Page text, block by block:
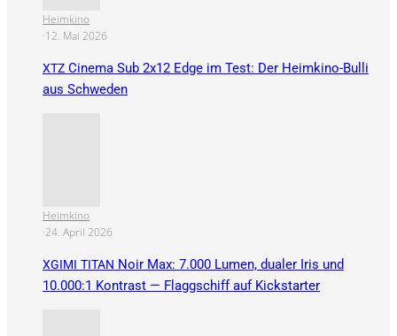
Heimkino
·12. Mai 2026
XTZ Cinema Sub 2x12 Edge im Test: Der Heimkino-Bulli
aus Schweden
Heimkino
·24. April 2026
XGIMI TITAN Noir Max: 7.000 Lumen, dualer Iris und
10.000:1 Kontrast — Flaggschiff auf Kickstarter